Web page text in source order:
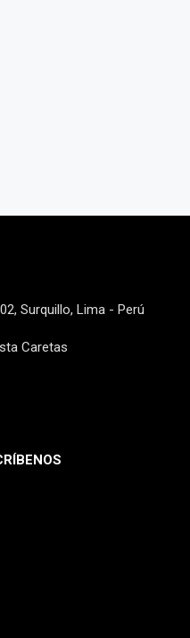
Surquillo, Lima - Perú
Caretas